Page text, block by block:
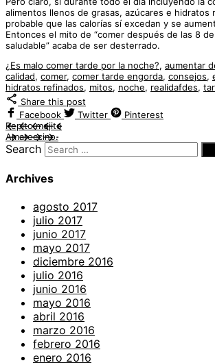
alimentos llenos de grasas, azúcares e hidratos
probable que las calorías sí excedan y se
Entonces el mito de “comer después de las 8
saludable” acaba de ser desterrado.
¿Es malo comer tarde por la noche?, aumentar
calidad, comer, comer tarde engorda, consejos,
hidratos refinados, mitos, noche, realidafdes,
Share this post
Facebook
Twitter
Pinterest
Pepito mojito
Amareccino.
Search
Archives
agosto 2017
julio 2017
junio 2017
mayo 2017
diciembre 2016
julio 2016
junio 2016
mayo 2016
abril 2016
marzo 2016
febrero 2016
enero 2016